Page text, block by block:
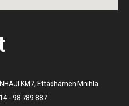
KM7, Ettadhamen Mnihla
- 98 789 887